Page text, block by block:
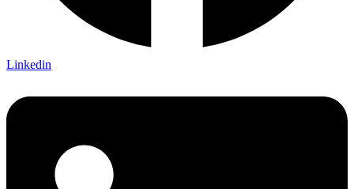
Linkedin